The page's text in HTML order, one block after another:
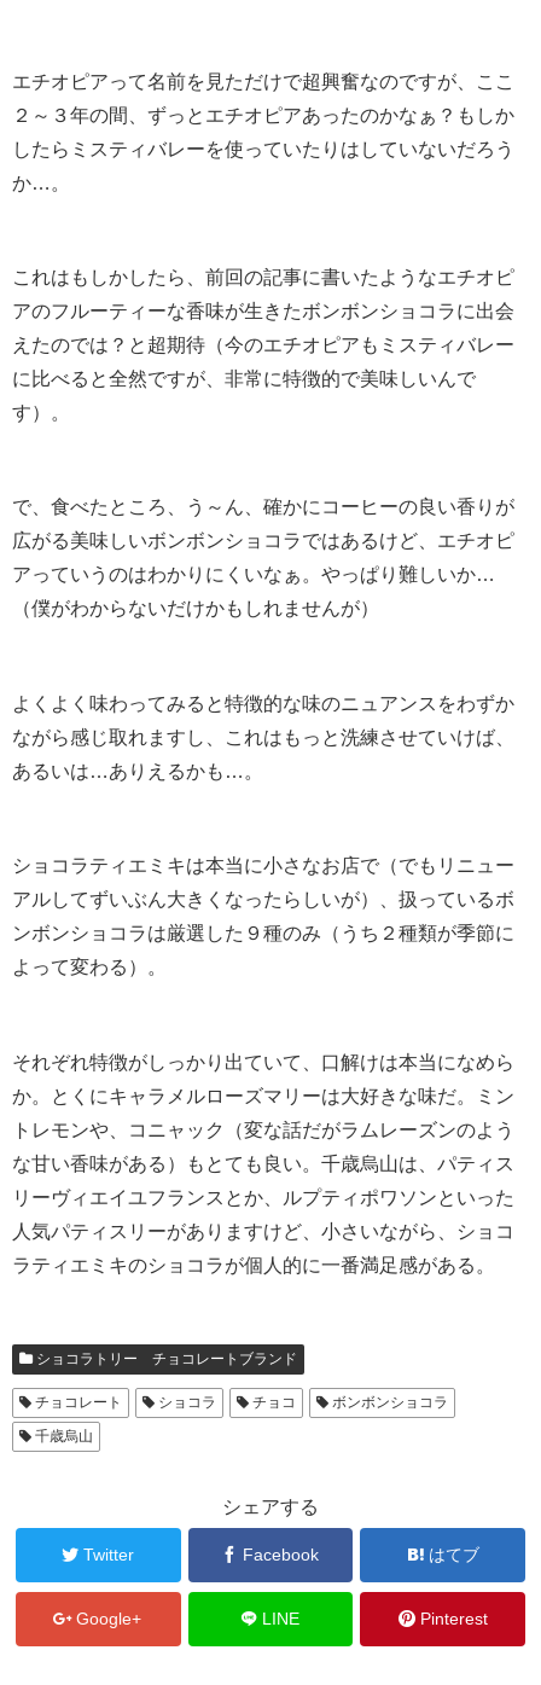
エチオピアって名前を見ただけで超興奮なのですが、ここ
２～３年の間、ずっとエチオピアあったのかなぁ？もしか
したらミスティバレーを使っていたりはしていないだろう
か…。
これはもしかしたら、前回の記事に書いたようなエチオピ
アのフルーティーな香味が生きたボンボンショコラに出会
えたのでは？と超期待（今のエチオピアもミスティバレー
に比べると全然ですが、非常に特徴的で美味しいんで
す）。
で、食べたところ、う～ん、確かにコーヒーの良い香りが
広がる美味しいボンボンショコラではあるけど、エチオピ
アっていうのはわかりにくいなぁ。やっぱり難しいか…
（僕がわからないだけかもしれませんが）
よくよく味わってみると特徴的な味のニュアンスをわずか
ながら感じ取れますし、これはもっと洗練させていけば、
あるいは…ありえるかも…。
ショコラティエミキは本当に小さなお店で（でもリニュー
アルしてずいぶん大きくなったらしいが）、扱っているボ
ンボンショコラは厳選した９種のみ（うち２種類が季節に
よって変わる）。
それぞれ特徴がしっかり出ていて、口解けは本当になめら
か。とくにキャラメルローズマリーは大好きな味だ。ミン
トレモンや、コニャック（変な話だがラムレーズンのよう
な甘い香味がある）もとても良い。千歳烏山は、パティス
リーヴィエイユフランスとか、ルプティポワソンといった
人気パティスリーがありますけど、小さいながら、ショコ
ラティエミキのショコラが個人的に一番満足感がある。
ショコラトリー チョコレートブランド
チョコレート ショコラ チョコ
ボンボンショコラ
千歳烏山
シェアする
Twitter Facebook はてブ
Google+ LINE Pinterest